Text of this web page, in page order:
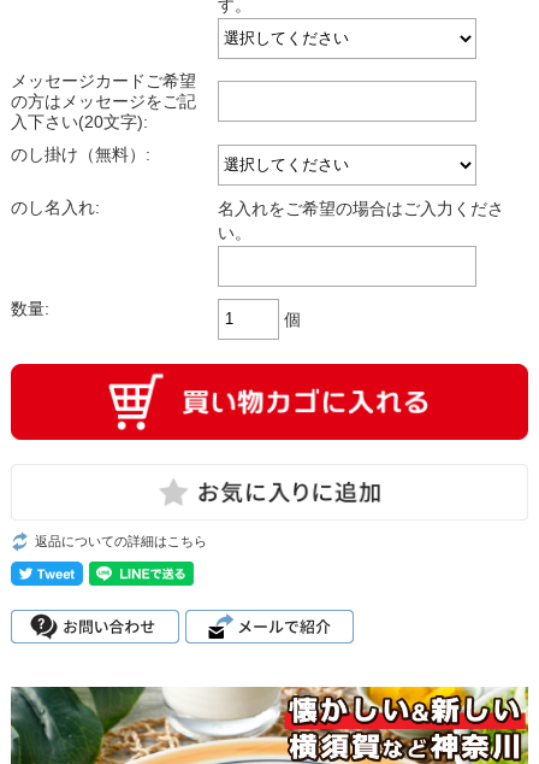
す。
メッセージカードご希望
の方はメッセージをご記
入下さい(20文字):
のし掛け（無料）:
のし名入れ:
名入れをご希望の場合はご入力くださ
い。
数量:
個
返品についての詳細はこちら